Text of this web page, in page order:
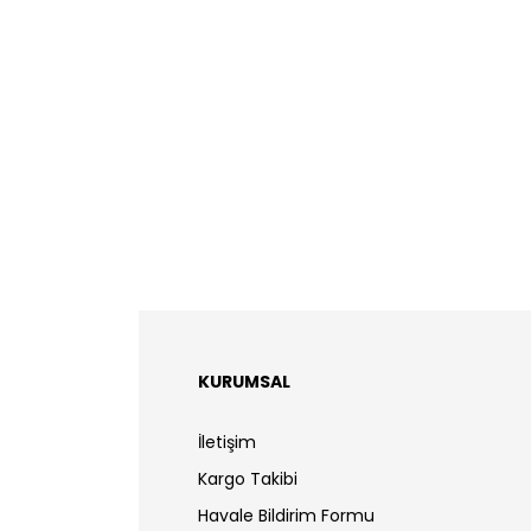
KURUMSAL
İletişim
Kargo Takibi
Havale Bildirim Formu